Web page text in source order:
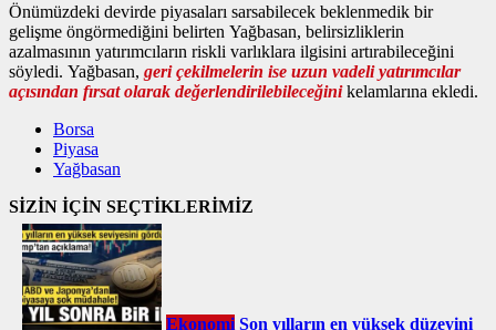
Önümüzdeki devirde piyasaları sarsabilecek beklenmedik bir
gelişme öngörmediğini belirten Yağbasan, belirsizliklerin
azalmasının yatırımcıların riskli varlıklara ilgisini artırabileceğini
söyledi. Yağbasan, geri çekilmelerin ise uzun vadeli yatırımcılar
açısından fırsat olarak değerlendirilebileceğinikelamlarına ekledi.
Borsa
Piyasa
Yağbasan
SİZİN İÇİN SEÇTİKLERİMİZ
Ekonomi Son yılların en yüksek düzeyini